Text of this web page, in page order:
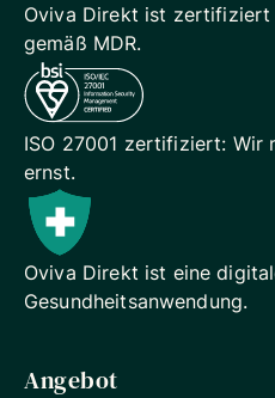
Oviva Direkt ist zertifiziert
gemäß MDR.
ISO 27001 zertifiziert: Wir
ernst.
Oviva Direkt ist eine
Gesundheitsanwendung.
Angebot